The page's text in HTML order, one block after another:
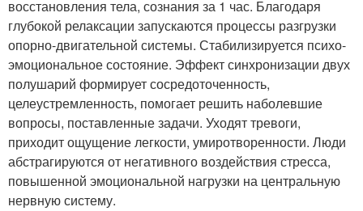
восстановления тела, сознания за 1 час. Благодаря
глубокой релаксации запускаются процессы разгрузки
опорно-двигательной системы. Стабилизируется психо-
эмоциональное состояние. Эффект синхронизации двух
полушарий формирует сосредоточенность,
целеустремленность, помогает решить наболевшие
вопросы, поставленные задачи. Уходят тревоги,
приходит ощущение легкости, умиротворенности. Люди
абстрагируются от негативного воздействия стресса,
повышенной эмоциональной нагрузки на центральную
нервную систему.